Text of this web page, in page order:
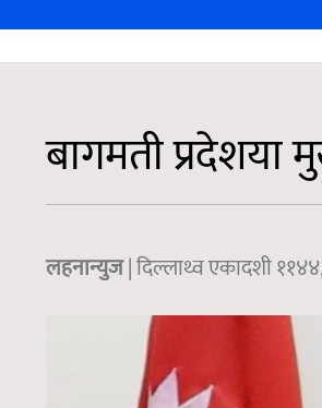
बागमती प्रदेशया
लहनान्युज| दिल्लाथ्व एकादशी